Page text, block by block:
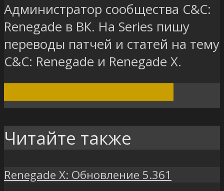
Администратор сообщества C&C:
Renegade в ВК. На Series пишу
переводы патчей и статей на тему
C&C: Renegade и Renegade X.
Читайте также
Renegade X: Обновление 5.361